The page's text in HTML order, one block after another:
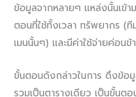
ข้อมูลจากหลายๆ แหล่งนั้นเข้า
ตอนที่ใช้ทั้งเวลา ทรัพยากร (
เมนนั้นๆ) และมีค่าใช้จ่ายค่อนข้
ขั้นตอนดังกล่าวในการ ดึงข้อ
รวมเป็นตารางเดียว เป็นขั้น